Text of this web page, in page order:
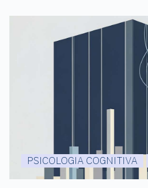
PSICOLOGIA COGNITIVA